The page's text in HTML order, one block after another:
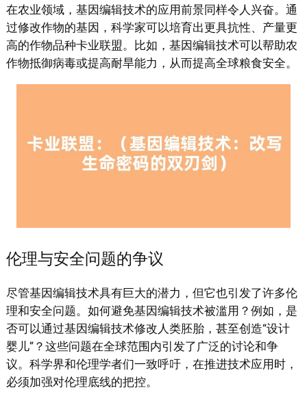
在农业领域，基因编辑技术的应用前景同样令人兴奋。通
过修改作物的基因，科学家可以培育出更具抗性、产量更
高的作物品种卡业联盟。比如，基因编辑技术可以帮助农
作物抵御病毒或提高耐旱能力，从而提高全球粮食安全。
伦理与安全问题的争议
尽管基因编辑技术具有巨大的潜力，但它也引发了许多伦
理和安全问题。如何避免基因编辑技术被滥用？例如，是
否可以通过基因编辑技术修改人类胚胎，甚至创造“设计
婴儿”？这些问题在全球范围内引发了广泛的讨论和争
议。科学界和伦理学者们一致呼吁，在推进技术应用时，
必须加强对伦理底线的把控。